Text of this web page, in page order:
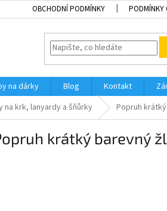
OBCHODNÍ PODMÍNKY PODMÍNKY
na dárky Blog Kontakt
na krk, lanyardy a šňůrky Popruh
krátký barevný